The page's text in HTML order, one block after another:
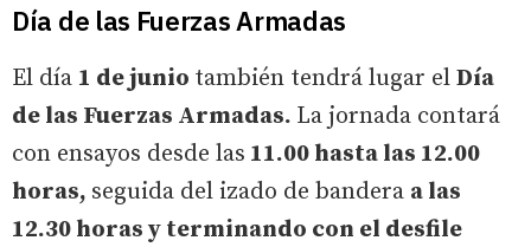
Día de las Fuerzas Armadas
El día 1 de junio también tendrá lugar el Día
de las Fuerzas Armadas. La jornada contará
con ensayos desde las 11.00 hasta las 12.00
horas, seguida del izado de bandera a las
12.30 horas y terminando con el desfile